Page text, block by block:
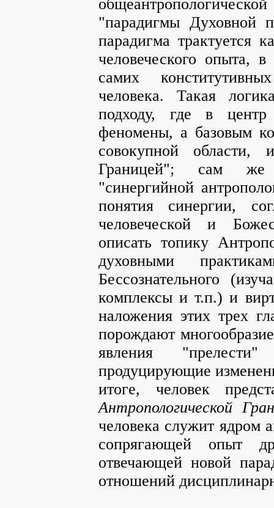
"парадигмы Духовной
парадигма трактуется
человеческого опыта,
самих
человека. Такая
подходу, где в центр
феномены, а базовым
совокупной области,
Границей"; сам же
"синергийной
понятия синергии,
человеческой и
описать топику
духовными
Бессознательного
комплексы и т.п.) и
наложения этих трех
порождают
явления
продуцирующие
итоге, человек
Антропологической
человека служит ядром
сопрягающей опыт
отвечающей новой
отношений